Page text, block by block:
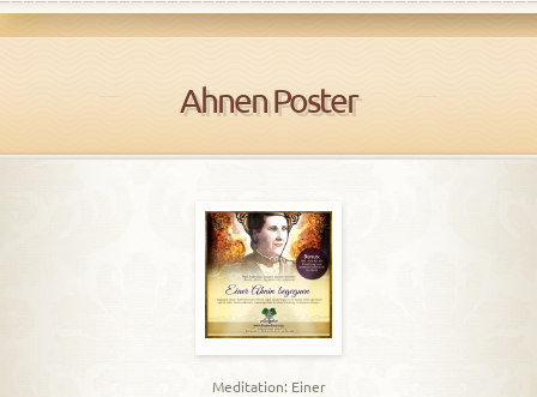
Ahnen Poster
Meditation: Einer